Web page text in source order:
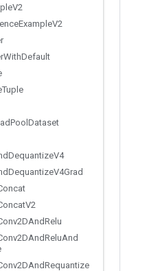
V2
ExampleV2
WithDefault
Tuple
Pool Dataset
DequantizeV4
DequantizeV4Grad
V2
Relu
ReluAnd
Requantize